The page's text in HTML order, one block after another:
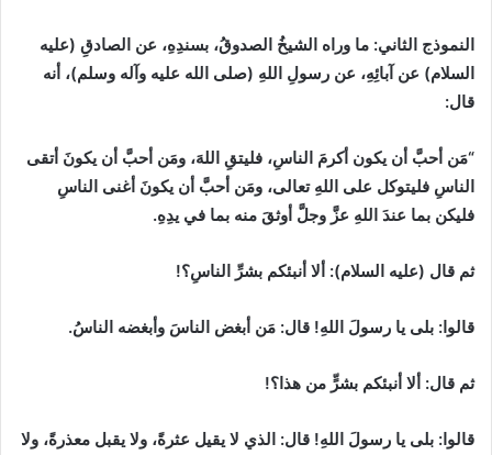
النموذج الثاني: ما وراه الشيخُ الصدوقُ، بسندِهِ، عن الصادقِ (عليه
السلام) عن آبائِهِ، عن رسولِ اللهِ (صلى الله عليه وآله وسلم)، أنه
قال:
“مَن أحبَّ أن يكون أكرمَ الناسِ، فليتقِ اللهَ، ومَن أحبَّ أن يكونَ أتقى
الناسِ فليتوكل على اللهِ تعالى، ومَن أحبَّ أن يكونَ أغنى الناسِ
فليكن بما عندَ اللهِ عزَّ وجلَّ أوثقَ منه بما في يدِهِ.
ثم قال (عليه السلام): ألا أنبئكم بشرِّ الناسِ؟!
قالوا: بلى يا رسولَ اللهِ! قال: مَن‏ أبغض‏ الناسَ‏ وأبغضه الناسُ.
ثم قال: ألا أنبئكم بشرٍّ من هذا؟!
قالوا: بلى يا رسولَ اللهِ! قال: الذي لا يقيل عثرةً، ولا يقبل معذرةً، ولا